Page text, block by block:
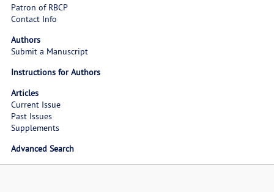
Patron of RBCP
Contact Info
Authors
Submit a Manuscript
Instructions for Authors
Articles
Current Issue
Past Issues
Supplements
Advanced Search